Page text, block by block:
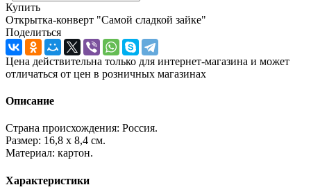
Купить
Открытка-конверт "Самой сладкой зайке"
Поделиться
Цена действительна только для интернет-магазина и может
отличаться от цен в розничных магазинах
Описание
Страна происхождения: Россия.
Размер: 16,8 х 8,4 см.
Материал: картон.
Характеристики